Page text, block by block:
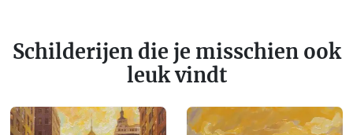
Schilderijen die je misschien ook
leuk vindt